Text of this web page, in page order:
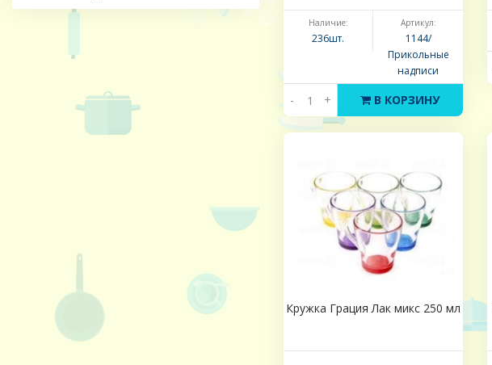
Наличие:
236шт.
Артикул:
1144/
Прикольные
надписи
- + В КОРЗИНУ
Кружка Грация Лак микс 250 мл